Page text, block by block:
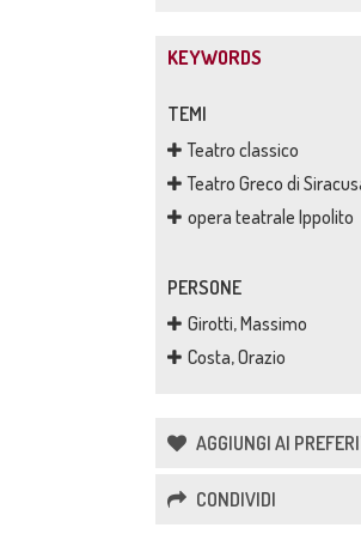
KEYWORDS
TEMI
Teatro classico
Teatro Greco di
opera teatrale Ippolito
PERSONE
Girotti, Massimo
Costa, Orazio
AGGIUNGI AI
CONDIVIDI